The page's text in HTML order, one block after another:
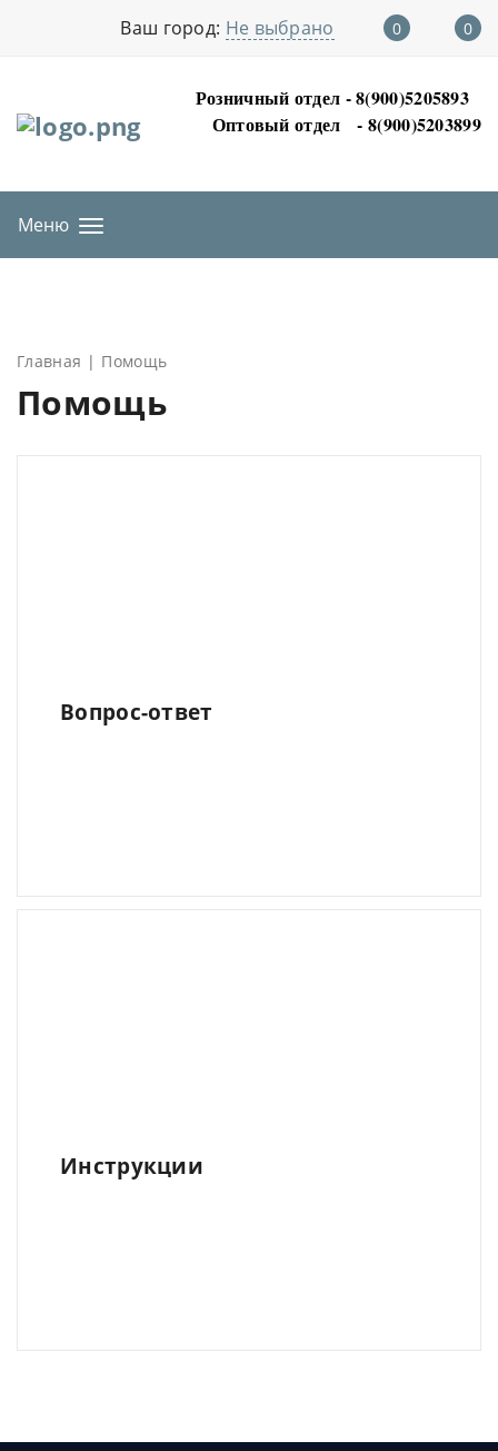
Ваш город: Не выбрано 0 0
Розничный отдел - 8(900)5205893
Оптовый отдел- 8(900)5203899
Меню
Главная Помощь
Помощь
Вопрос-ответ
Инструкции